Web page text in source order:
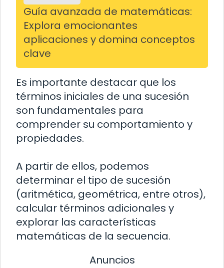
Guía avanzada de matemáticas:
Explora emocionantes
aplicaciones y domina conceptos
clave
Es importante destacar que los
términos iniciales de una sucesión
son fundamentales para
comprender su comportamiento y
propiedades.
A partir de ellos, podemos
determinar el tipo de sucesión
(aritmética, geométrica, entre otros),
calcular términos adicionales y
explorar las características
matemáticas de la secuencia.
Anuncios